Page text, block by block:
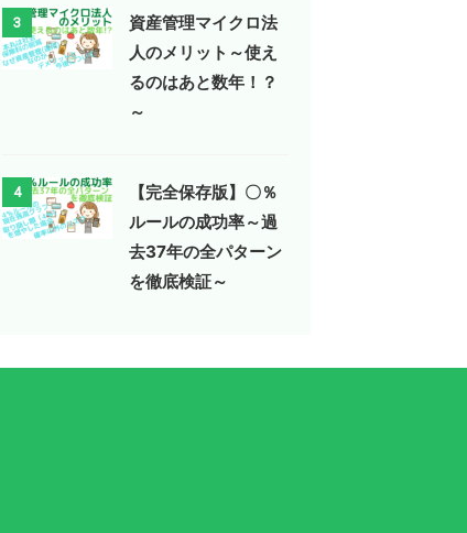
3
資産管理マイクロ法
人のメリット～使え
るのはあと数年！？
～
4
【完全保存版】〇％
ルールの成功率～過
去37年の全パターン
を徹底検証～